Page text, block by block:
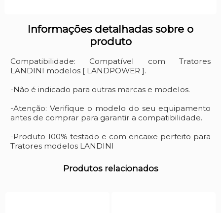
Informações detalhadas sobre o
produto
Compatibilidade: Compatível com Tratores
LANDINI modelos [ LANDPOWER ].
-Não é indicado para outras marcas e modelos.
-Atenção: Verifique o modelo do seu equipamento
antes de comprar para garantir a compatibilidade.
-Produto 100% testado e com encaixe perfeito para
Tratores modelos LANDINI
Produtos relacionados